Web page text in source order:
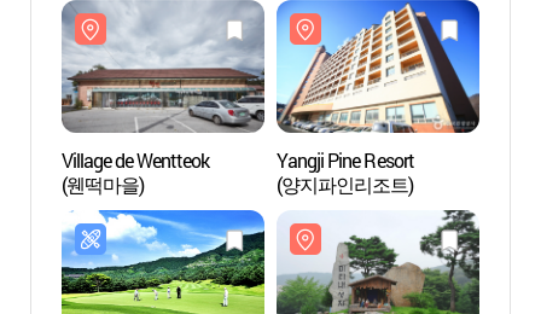
Village de Wentteok
(웬떡마을)
Yangji Pine Resort
(양지파인리조트)